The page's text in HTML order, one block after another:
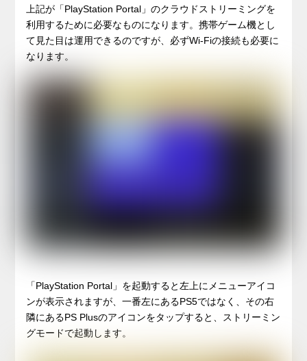
上記が「PlayStation Portal」のクラウドストリーミングを
利用するために必要なものになります。携帯ゲーム機とし
て見た目は運用できるのですが、必ずWi-Fiの接続も必要に
なります。
「PlayStation Portal」を起動すると左上にメニューアイコ
ンが表示されますが、一番左にあるPS5ではなく、その右
隣にあるPS Plusのアイコンをタップすると、ストリーミン
グモードで起動します。